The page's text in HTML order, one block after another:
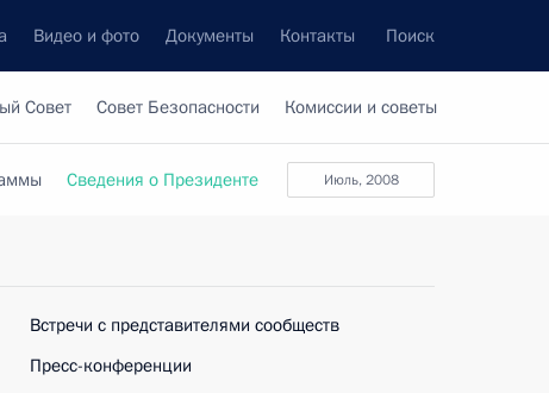
Видео и фото Документы Контакты Поиск
Совет Совет Безопасности Комиссии и советы
июль, 2008
Сведения о Президенте
Встречи с представителями сообществ
Пресс-конференции